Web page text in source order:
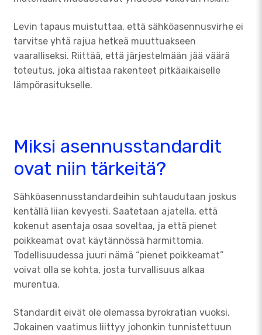
Levin tapaus muistuttaa, että sähköasennusvirhe ei
tarvitse yhtä rajua hetkeä muuttuakseen
vaaralliseksi. Riittää, että järjestelmään jää väärä
toteutus, joka altistaa rakenteet pitkäaikaiselle
lämpörasitukselle.
Miksi asennusstandardit
ovat niin tärkeitä?
Sähköasennusstandardeihin suhtaudutaan joskus
kentällä liian kevyesti. Saatetaan ajatella, että
kokenut asentaja osaa soveltaa, ja että pienet
poikkeamat ovat käytännössä harmittomia.
Todellisuudessa juuri nämä “pienet poikkeamat”
voivat olla se kohta, josta turvallisuus alkaa
murentua.
Standardit eivät ole olemassa byrokratian vuoksi.
Jokainen vaatimus liittyy johonkin tunnistettuun